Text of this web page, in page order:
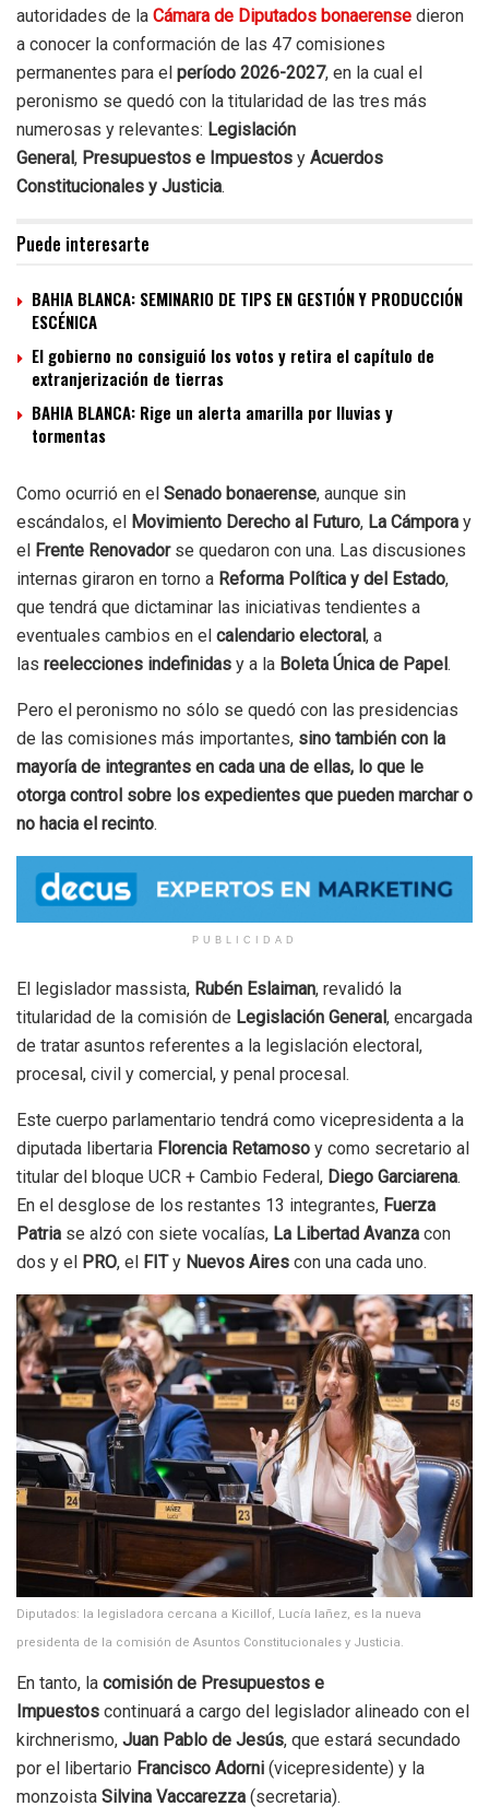
autoridades de la Cámara de Diputados bonaerense dieron
a conocer la conformación de las 47 comisiones
permanentes para el período 2026-2027, en la cual el
peronismo se quedó con la titularidad de las tres más
numerosas y relevantes: Legislación
General , Presupuestos e Impuestos y Acuerdos
Constitucionales y Justicia.
Puede interesarte
BAHIA BLANCA: SEMINARIO DE TIPS EN GESTIÓN Y PRODUCCIÓN
ESCÉNICA
El gobierno no consiguió los votos y retira el capítulo de
extranjerización de tierras
BAHIA BLANCA: Rige un alerta amarilla por lluvias y
tormentas
Como ocurrió en el Senado bonaerense, aunque sin
escándalos, el
Movimiento Derecho al Futuro, La Cámpora y
el
Frente Renovadorse quedaron con una. Las discusiones
internas giraron en torno a Reforma Política y del Estado,
que tendrá que dictaminar las iniciativas tendientes a
eventuales cambios en el calendario electoral , a
las reelecciones indefinidas y a la Boleta Única de Papel .
Pero el peronismo no sólo se quedó con las presidencias
de las comisiones más importantes, sino también con la
mayoría de integrantes en cada una de ellas, lo que le
otorga control sobre los expedientes que pueden marchar o
no hacia el recinto.
PUBLICIDAD
El legislador massista, Rubén Eslaiman, revalidó la
titularidad de la comisión de Legislación General, encargada
de tratar asuntos referentes a la legislación electoral,
procesal, civil y comercial, y penal procesal.
Este cuerpo parlamentario tendrá como vicepresidenta a la
diputada libertaria Florencia Retamoso y como secretario al
titular del bloque UCR + Cambio Federal, Diego Garciarena.
En el desglose de los restantes 13 integrantes, Fuerza
Patria se alzó con siete vocalías, La Libertad Avanza con
dos y el PRO, el FITy Nuevos Aires con una cada uno.
Diputados: la legisladora cercana a Kicillof, Lucía Iañez, es la nueva
presidenta de la comisión de Asuntos Constitucionales y Justicia.
En tanto, la comisión de Presupuestos e
Impuestos continuará a cargo del legislador alineado con el
kirchnerismo, Juan Pablo de Jesús, que estará secundado
por el libertario Francisco Adorni (vicepresidente) y la
monzoista Silvina Vaccarezza (secretaria).